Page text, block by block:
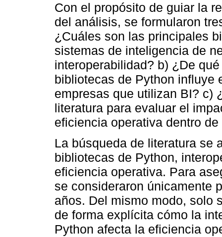
Con el propósito de guiar la
del análisis, se formularon
¿Cuáles son las principales
sistemas de inteligencia de
interoperabilidad? b) ¿De
bibliotecas de Python influye
empresas que utilizan BI? c)
literatura para evaluar el
eficiencia operativa dentro
La búsqueda de literatura se
bibliotecas de Python,
eficiencia operativa. Para
se consideraron únicamente
años. Del mismo modo, solo
de forma explícita cómo la
Python afecta la eficiencia